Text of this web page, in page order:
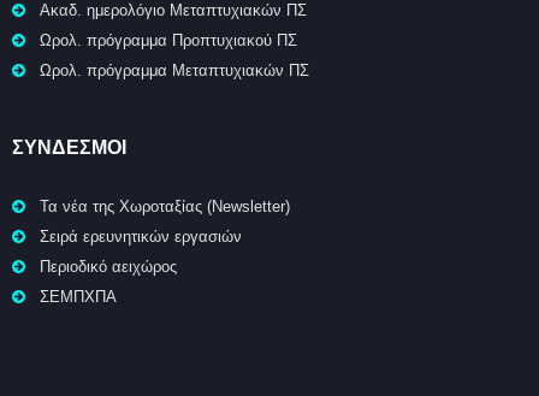
Ακαδ. ημερολόγιο Μεταπτυχιακών ΠΣ
Ωρολ. πρόγραμμα Προπτυχιακού ΠΣ
Ωρολ. πρόγραμμα Μεταπτυχιακών ΠΣ
ΣΥΝΔΕΣΜΟΙ
Τα νέα της Χωροταξίας (Newsletter)
Σειρά ερευνητικών εργασιών
Περιοδικό αειχώρος
ΣΕΜΠΧΠΑ